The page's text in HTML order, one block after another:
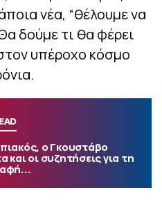
νέα, “θέλουμε να
δούμε τι θα φέρει
υπέροχο κόσμο
ο Γκουστάβο
και οι συζητήσεις για τη